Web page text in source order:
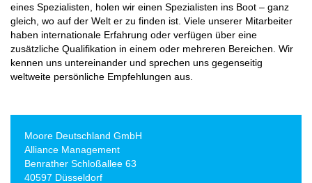
eines Spezialisten, holen wir einen Spezialisten ins Boot – ganz
gleich, wo auf der Welt er zu finden ist. Viele unserer Mitarbeiter
haben internationale Erfahrung oder verfügen über eine
zusätzliche Qualifikation in einem oder mehreren Bereichen. Wir
kennen uns untereinander und sprechen uns gegenseitig
weltweite persönliche Empfehlungen aus.
Moore Deutschland GmbH
Alliance Management
Benrather Schloßallee 63
40597 Düsseldorf